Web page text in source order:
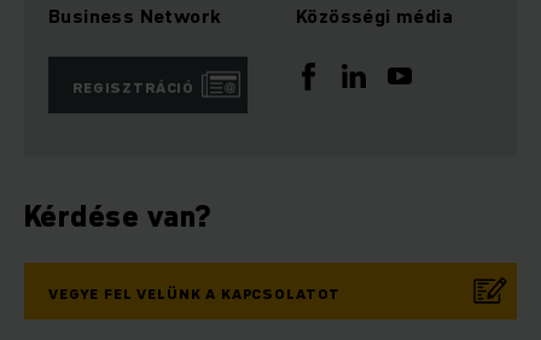
Business Network
REGISZTRÁCIÓ
Közösségi média
Kérdése van?
VEGYE FEL VELÜNK A KAPCSOLATOT